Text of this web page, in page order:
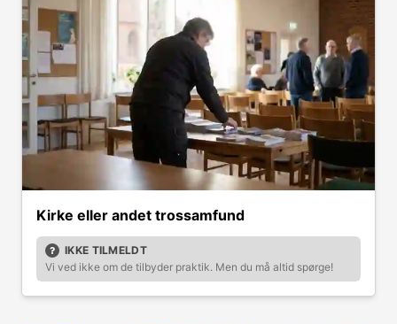
Kirke eller andet trossamfund
IKKE TILMELDT
Vi ved ikke om de tilbyder praktik. Men du må altid spørge!